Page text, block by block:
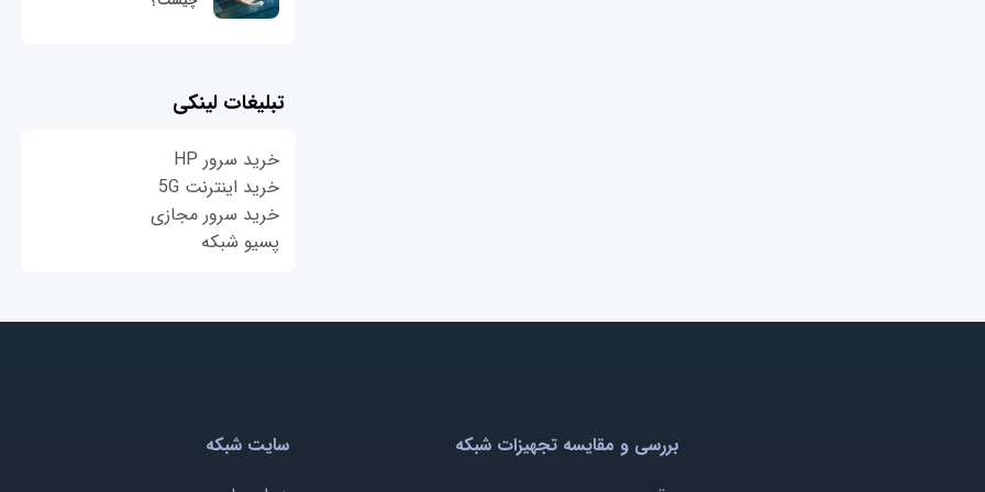
تبلیغات لینکی
خرید سرور HP
خرید اینترنت 5G
خرید سرور مجازی
پسیو شبکه
بررسی و مقایسه تجهیزات شبکه
سایت شبکه